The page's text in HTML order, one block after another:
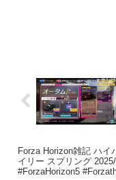
Forza Horizon雑記 ハイ
イリー スプリング
#ForzaHorizon5